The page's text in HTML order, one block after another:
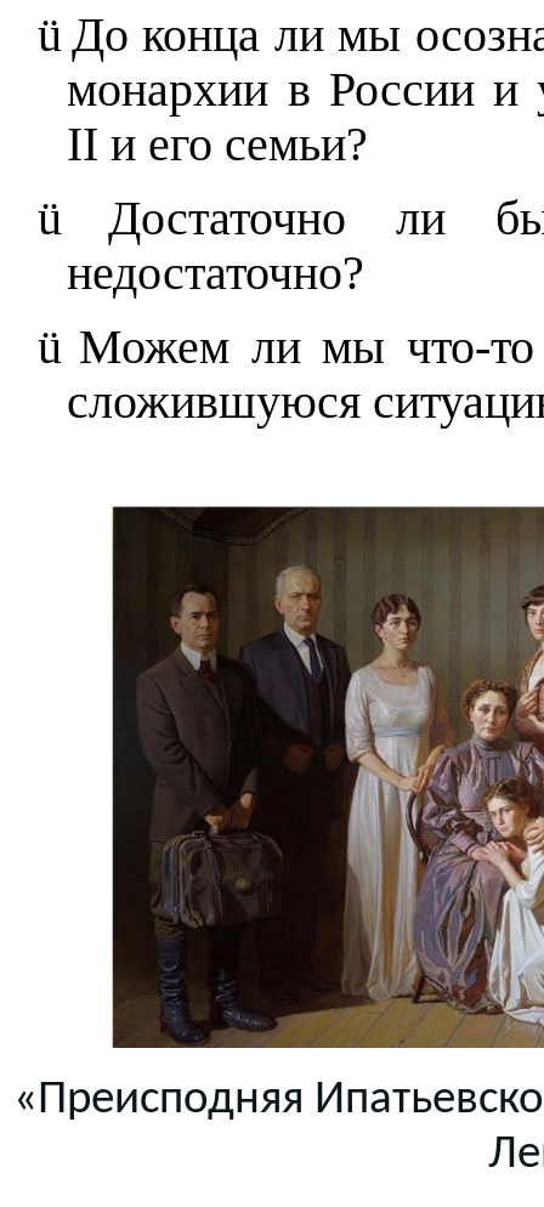
üДо конца ли мы
монархии в России и
II и его семьи?
ü
Достаточно ли
недостаточно?
ü Можем ли мы что-то
сложившуюся
«Преисподняя